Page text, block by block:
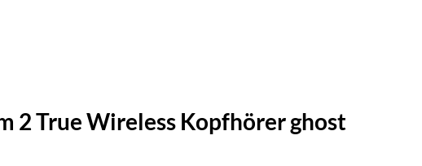
2 True Wireless Kopfhörer ghost